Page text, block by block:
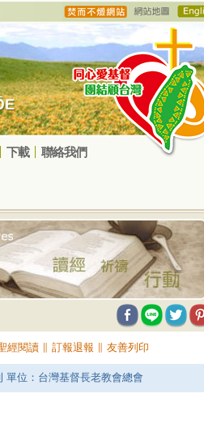
下載 聯絡我們
經閱讀∥ 訂報退報 友善列印
位：台灣基督長老教會總會